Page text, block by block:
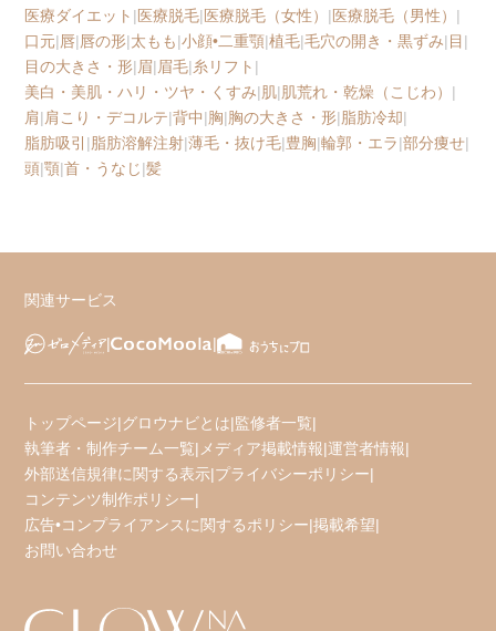
医療ダイエット |医療脱毛|医療脱毛（女性） |医療脱毛（男性） |
口元|唇|唇の形|太もも|小顔•二重顎|植毛|毛穴の開き・黒ずみ|目 |
目の大きさ・形|眉|眉毛|糸リフト |
美白・美肌・ハリ・ツヤ・くすみ|肌|肌荒れ・乾燥（こじわ） |
肩|肩こり・デコルテ|背中|胸|胸の大きさ・形|脂肪冷却|
脂肪吸引 |脂肪溶解注射|薄毛・抜け毛|豊胸|輪郭・エラ|部分痩せ|
頭|顎|首・うなじ|髪
関連サービス
トップページ|グロウナビとは|監修者一覧|
執筆者・制作チーム一覧| メディア掲載情報|運営者情報|
外部送信規律に関する表示|プライバシーポリシー|
コンテンツ制作ポリシー|
広告•コンプライアンスに関するポリシー|掲載希望|
お問い合わせ